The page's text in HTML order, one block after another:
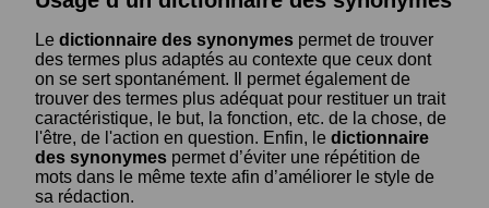
Le dictionnaire des synonymes permet de trouver
des termes plus adaptés au contexte que ceux dont
on se sert spontanément. Il permet également de
trouver des termes plus adéquat pour restituer un trait
caractéristique, le but, la fonction, etc. de la chose, de
l'être, de l'action en question. Enfin, le dictionnaire
des synonymes permet d’éviter une répétition de
mots dans le même texte afin d’améliorer le style de
sa rédaction.